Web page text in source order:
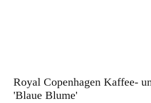
Royal Copenhagen Kaffee-
'Blaue Blume'